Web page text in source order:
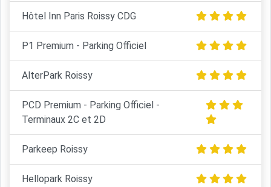
Hôtel Inn Paris Roissy CDG
P1 Premium - Parking Officiel
AlterPark Roissy
PCD Premium - Parking Officiel -
Terminaux 2C et 2D
Parkeep Roissy
Hellopark Roissy